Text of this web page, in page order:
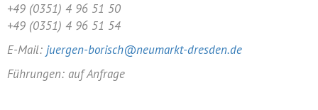
+49 (0351) 4 96 51 50
+49 (0351) 4 96 51 54
E-Mail: juergen-borisch@neumarkt-dresden.de
Führungen: auf Anfrage